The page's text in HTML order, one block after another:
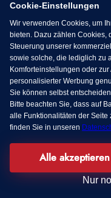
Cookie-Einstellungen
Wir verwenden Cookies, um
bieten. Dazu zählen Cookies,
Steuerung unserer
sowie solche, die lediglich zu
Komforteinstellungen oder
personalisierter Werbung
Sie können selbst
Bitte beachten Sie, dass auf
alle Funktionalitäten der Seite
finden Sie in unseren
Alle akzeptieren
Nur